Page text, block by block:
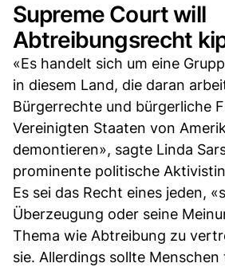
Supreme Court will
Abtreibungsrecht
«Es handelt sich um eine
in diesem Land, die daran
Bürgerrechte und bürgerliche
Vereinigten Staaten von
demontieren», sagte Linda
prominente politische
Es sei das Recht eines jeden,
Überzeugung oder seine
Thema wie Abtreibung zu
sie. Allerdings sollte